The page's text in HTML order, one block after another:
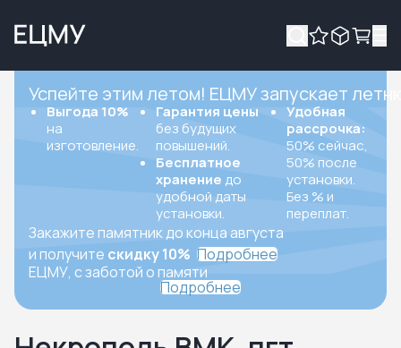
Успейте этим летом! ЕЦМУ запускает
Выгода 10%
на
изготовление.
Гарантия цены
без будущих
повышений.
Бесплатное
хранение до
удобной даты
установки.
Удобная
рассрочка:
50% сейчас,
50% после
установки.
Без % и
переплат.
Закажите памятник до конца августа
и получите скидку 10% Подробнее
ЕЦМУ, с заботой о памяти
Подробнее